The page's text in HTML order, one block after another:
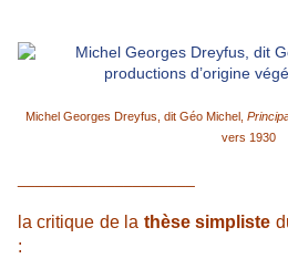
Michel Georges Dreyfus, dit Géo Michel,
vers 1930
la critique de la thèse simpliste
: